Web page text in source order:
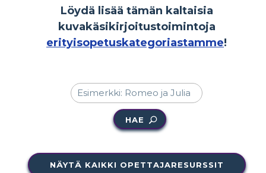
Löydä lisää tämän kaltaisia
kuvakäsikirjoitustoimintoja
erityisopetuskategoriastamme!
HAE
NÄYTÄ KAIKKI OPETTAJARESURSSIT